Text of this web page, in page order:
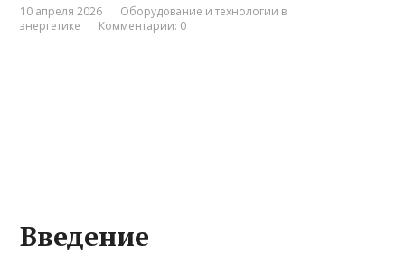
10 апреля 2026
Оборудование и технологии в
энергетике
Комментарии: 0
Введение